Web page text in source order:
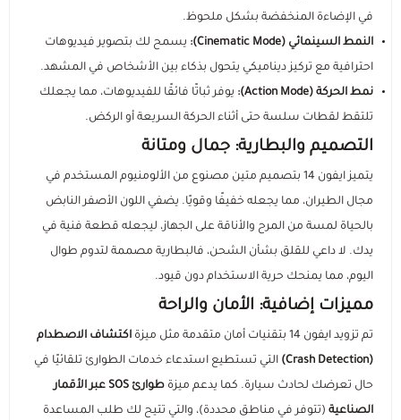
في الإضاءة المنخفضة بشكل ملحوظ.
النمط السينمائي (Cinematic Mode):
يسمح لك بتصوير فيديوهات
احترافية مع تركيز ديناميكي يتحول بذكاء بين الأشخاص في المشهد.
نمط الحركة (Action Mode):
يوفر ثباتًا فائقًا للفيديوهات، مما يجعلك
تلتقط لقطات سلسة حتى أثناء الحركة السريعة أو الركض.
التصميم والبطارية: جمال ومتانة
يتميز ايفون 14 بتصميم متين مصنوع من الألومنيوم المستخدم في
مجال الطيران، مما يجعله خفيفًا وقويًا. يضفي اللون الأصفر النابض
بالحياة لمسة من المرح والأناقة على الجهاز، ليجعله قطعة فنية في
يدك. لا داعي للقلق بشأن الشحن، فالبطارية مصممة لتدوم طوال
اليوم، مما يمنحك حرية الاستخدام دون قيود.
مميزات إضافية: الأمان والراحة
تم تزويد ايفون 14 بتقنيات أمان متقدمة مثل ميزة
اكتشاف الاصطدام
التي تستطيع استدعاء خدمات الطوارئ تلقائيًا في
حال تعرضك لحادث سيارة. كما يدعم ميزة
طوارئ SOS عبر الأقمار
الصناعية(تتوفر في مناطق محددة)، والتي تتيح لك طلب المساعدة